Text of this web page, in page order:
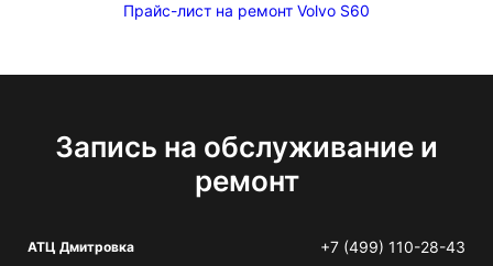
Прайс-лист на ремонт Volvo S60
Запись на обслуживание и
ремонт
АТЦ Дмитровка +7 (499) 110-28-43